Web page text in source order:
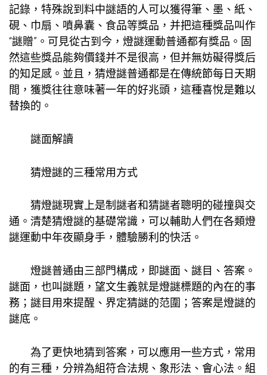
記錄，特殊說到料中謎語的人可以獲得筆、墨、紙、
硯、巾扇、噴鼻囊、食品等獎品，并把這種獎品叫作
“謎贈”。可見從古到今，燈謎運動普通都有獎品。固
然這些獎品能夠價錢并不是很高，但并無妨礙得獎后
的知足感。並且，猜燈謎普通都是在傳統節每日天期
間，獲獎往往意味著一年的好兆頭，這種喜悅是難以
替換的。
謎面解讀
猜燈謎的三種常用方式
猜燈謎現實上是制謎者和猜謎者聰明的碰撞與交
通。清楚猜燈謎的基礎常識，可以輔助人們在各類燈
謎運動中年夜顯身手，體驗勝利的快活。
燈謎普通由三部門構成，即謎面、謎目、答案。
謎面，也叫謎題，望文生義就是燈謎標題的內在的事
務；謎目用來提醒、界定猜謎的范圍；答案是燈謎的
謎底。
為了更快地猜到答案，可以應用一些方式，常用
的有三種，分辨為組符合法規、象形法、會心法。組